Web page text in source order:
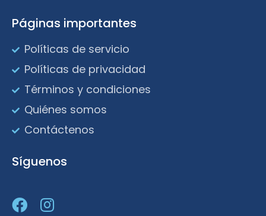
Páginas importantes
Políticas de servicio
Políticas de privacidad
Términos y condiciones
Quiénes somos
Contáctenos
Síguenos